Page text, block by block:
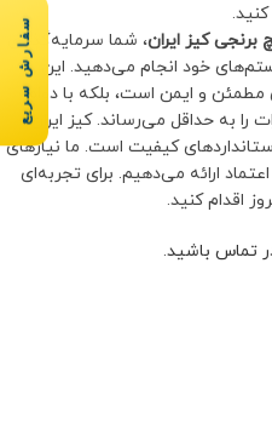
کیز ایران، شما سرمایه‌گذاری
خود انجام می‌دهید. این
و ایمن است، بلکه با دوام
را به حداقل می‌رساند. کیز ایران
کیفیت است. ما نیازهای
ارائه می‌دهیم. برای تجربه‌ای
اقدام کنید.
تماس باشید.
سفارش سریع